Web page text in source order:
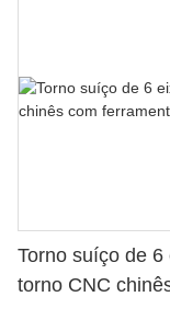
Torno suíço de
torno CNC